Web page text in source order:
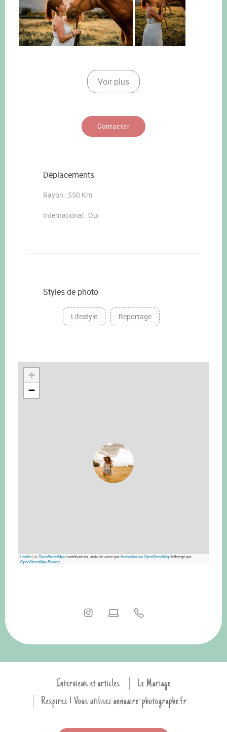
Voir plus
Contacter
Déplacements
Rayon : 550 Km
International : Oui
Styles de photo
Lifestyle Reportage
+
−
Leaflet|©OpenStreetMapcontributeurs, style de carte parHumanitarian OpenStreetMaphébergé par
OpenStreetMap France
Interviews et articles
Le Mariage
Respirez ! Vous utilisez annuaire-photographe.fr